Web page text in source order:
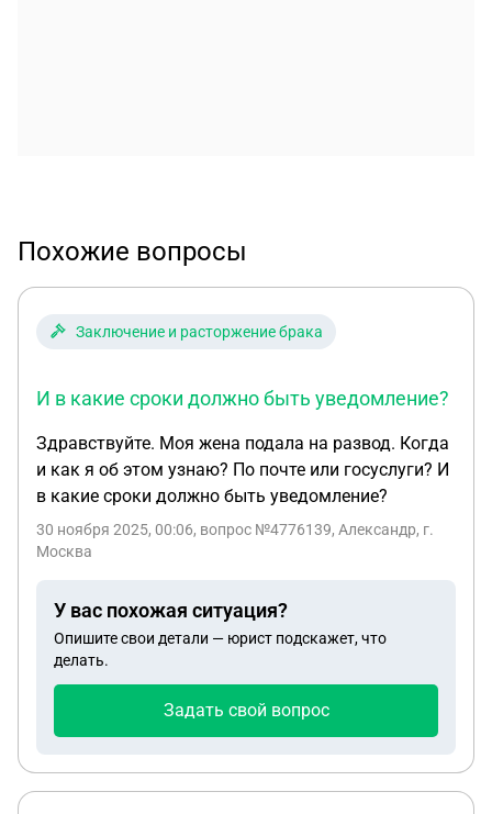
Похожие вопросы
Заключение и расторжение брака
И в какие сроки должно быть уведомление?
Здравствуйте. Моя жена подала на развод. Когда
и как я об этом узнаю? По почте или госуслуги? И
в какие сроки должно быть уведомление?
30 ноября 2025, 00:06, вопрос №4776139, Александр, г.
Москва
У вас похожая ситуация?
Опишите свои детали — юрист подскажет, что
делать.
Задать свой вопрос